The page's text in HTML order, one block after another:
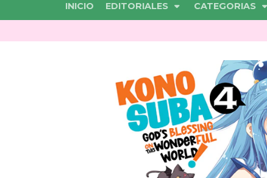
INICIO EDITORIALES CATEGORIAS